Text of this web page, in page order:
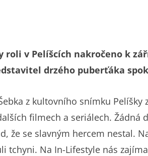
roli v Pelíšcích nakročeno k
drzého puberťáka
z kultovního snímku
filmech a seriálech. Žádná
že se slavným hercem nestal.
tchyni. Na In-Lifestyle nás